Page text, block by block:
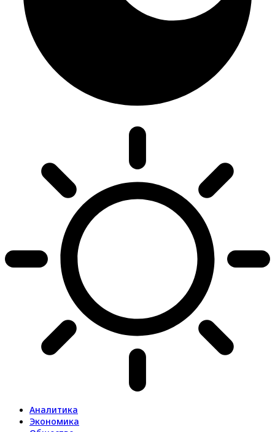
Аналитика
Экономика